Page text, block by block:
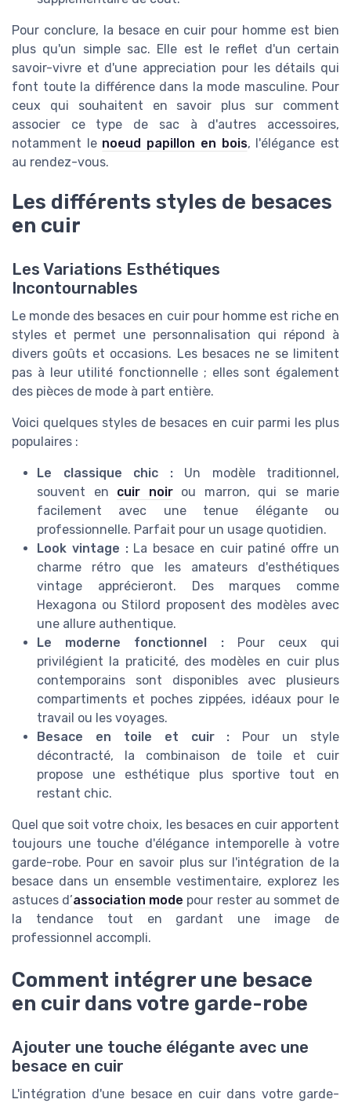
Pour conclure, la besace en cuir pour homme est bien
plus qu'un simple sac. Elle est le reflet d'un certain
savoir-vivre et d'une appreciation pour les détails qui
font toute la différence dans la mode masculine. Pour
ceux qui souhaitent en savoir plus sur comment
associer ce type de sac à d'autres accessoires,
notamment le noeud papillon en bois, l'élégance est
au rendez-vous.
Les différents styles de besaces
en cuir
Les Variations Esthétiques
Incontournables
Le monde des besaces en cuir pour homme est riche en
styles et permet une personnalisation qui répond à
divers goûts et occasions. Les besaces ne se limitent
pas à leur utilité fonctionnelle ; elles sont également
des pièces de mode à part entière.
Voici quelques styles de besaces en cuir parmi les plus
populaires :
Le classique chic :Un modèle traditionnel,
souvent en cuir noirou marron, qui se marie
facilement avec une tenue élégante ou
professionnelle. Parfait pour un usage quotidien.
Look vintage :La besace en cuir patiné offre un
charme rétro que les amateurs d'esthétiques
vintage apprécieront. Des marques comme
Hexagona ou Stilord proposent des modèles avec
une allure authentique.
Le moderne fonctionnel :Pour ceux qui
privilégient la praticité, des modèles en cuir plus
contemporains sont disponibles avec plusieurs
compartiments et poches zippées, idéaux pour le
travail ou les voyages.
Besace en toile et cuir : Pour un style
décontracté, la combinaison de toile et cuir
propose une esthétique plus sportive tout en
restant chic.
Quel que soit votre choix, les besaces en cuir apportent
toujours une touche d'élégance intemporelle à votre
garde-robe. Pour en savoir plus sur l'intégration de la
besace dans un ensemble vestimentaire, explorez les
astuces d’association mode pour rester au sommet de
la tendance tout en gardant une image de
professionnel accompli.
Comment intégrer une besace
en cuir dans votre garde-robe
Ajouter une touche élégante avec une
besace en cuir
L'intégration d'une besace en cuir dans votre garde-